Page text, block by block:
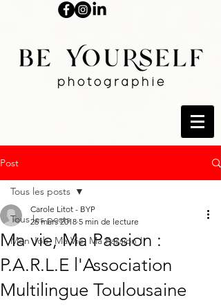
Post
Tous les posts
Mon Job, Ma Vie, Ma Passion !
Tous les posts
Ma vie, Ma Passion :
P.A.R.L.E l'Association
Multilingue Toulousaine
Carole Litot - BYP
26 mars 2018 5 min de lecture